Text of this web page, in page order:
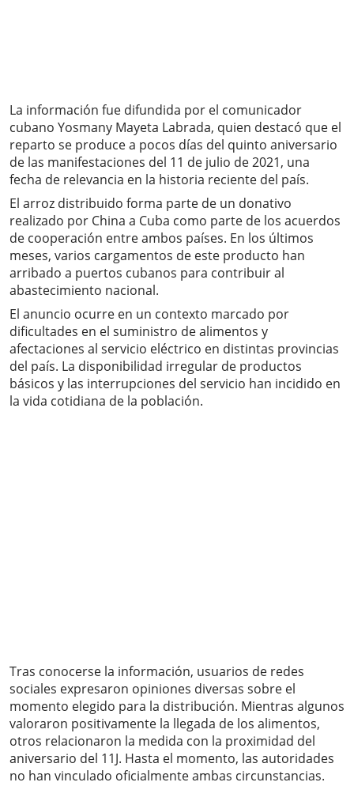
La información fue difundida por el comunicador
cubano Yosmany Mayeta Labrada, quien destacó que el
reparto se produce a pocos días del quinto aniversario
de las manifestaciones del 11 de julio de 2021, una
fecha de relevancia en la historia reciente del país.
El arroz distribuido forma parte de un donativo
realizado por China a Cuba como parte de los acuerdos
de cooperación entre ambos países. En los últimos
meses, varios cargamentos de este producto han
arribado a puertos cubanos para contribuir al
abastecimiento nacional.
El anuncio ocurre en un contexto marcado por
dificultades en el suministro de alimentos y
afectaciones al servicio eléctrico en distintas provincias
del país. La disponibilidad irregular de productos
básicos y las interrupciones del servicio han incidido en
la vida cotidiana de la población.
Tras conocerse la información, usuarios de redes
sociales expresaron opiniones diversas sobre el
momento elegido para la distribución. Mientras algunos
valoraron positivamente la llegada de los alimentos,
otros relacionaron la medida con la proximidad del
aniversario del 11J. Hasta el momento, las autoridades
no han vinculado oficialmente ambas circunstancias.